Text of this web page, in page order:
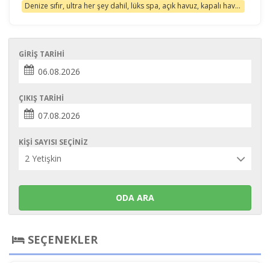
Denize sıfır, ultra her şey dahil, lüks spa, açık havuz, kapalı havuz, casino, çocuk kulübü, balayı ayrıcalıkları, dünya mutfağı, modern odalar, 24 saat oda servisi, fitness merkezi, deniz manzarası, merkezi konum, ücretsiz Wi-Fi
GIRIŞ TARIHI
ÇIKIŞ TARIHI
KIŞI SAYISI SEÇINIZ
ODA ARA
SEÇENEKLER